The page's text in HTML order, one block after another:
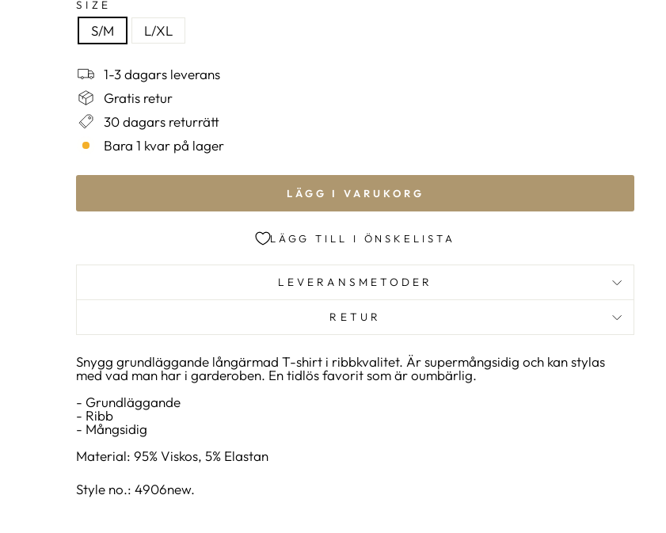
SIZE
S/M L/XL
1-3 dagars leverans
Gratis retur
30 dagars returrätt
Bara 1 kvar på lager
LÄGG I VARUKORG
LÄGG TILL I ÖNSKELISTA
LEVERANSMETODER
RETUR
Snygg grundläggande långärmad T-shirt i ribbkvalitet. Är supermångsidig och kan stylas
med vad man har i garderoben. En tidlös favorit som är oumbärlig.
- Grundläggande
- Ribb
- Mångsidig
Material: 95% Viskos, 5% Elastan
Style no.: 4906new.